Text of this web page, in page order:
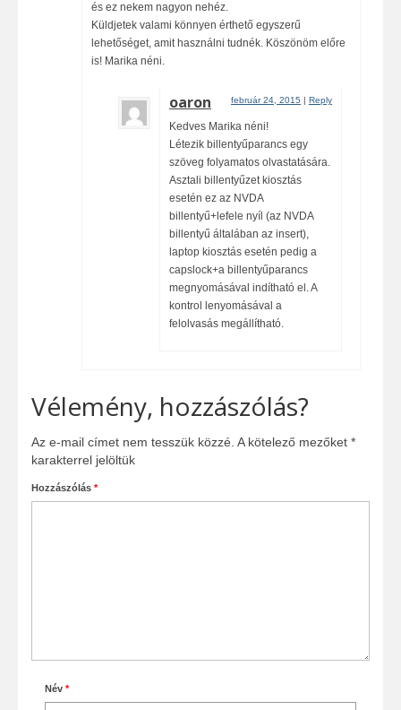
és ez nekem nagyon nehéz.
Küldjetek valami könnyen érthető egyszerű
lehetőséget, amit használni tudnék. Köszönöm előre
is! Marika néni.
oaron február 24, 2015 | Reply
Kedves Marika néni!
Létezik billentyűparancs egy
szöveg folyamatos olvastatására.
Asztali billentyűzet kiosztás
esetén ez az NVDA
billentyű+lefele nyíl (az NVDA
billentyű általában az insert),
laptop kiosztás esetén pedig a
capslock+a billentyűparancs
megnyomásával indítható el. A
kontrol lenyomásával a
felolvasás megállítható.
Vélemény, hozzászólás?
Az e-mail címet nem tesszük közzé. A kötelező mezőket *
karakterrel jelöltük
Hozzászólás *
Név *